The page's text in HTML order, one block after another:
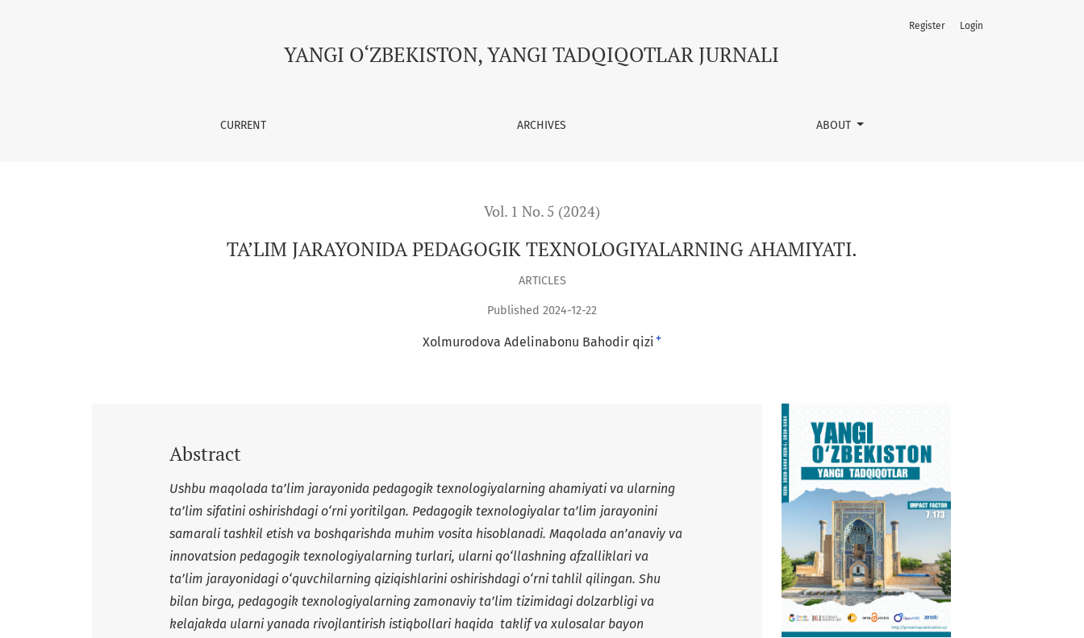
YANGI O‘ZBEKISTON, YANGI TADQIQOTLAR JURNALI
CURRENT ARCHIVES ABOUT
Register Login
Vol. 1 No. 5 (2024)
TA’LIM JARAYONIDA PEDAGOGIK TEXNOLOGIYALARNING AHAMIYATI.
ARTICLES
Published 2024-12-22
Xolmurodova Adelinabonu Bahodir qizi +
Abstract
Ushbu maqolada ta’lim jarayonida pedagogik texnologiyalarning ahamiyati va ularning
ta’lim sifatini oshirishdagi o‘rni yoritilgan. Pedagogik texnologiyalar ta’lim jarayonini
samarali tashkil etish va boshqarishda muhim vosita hisoblanadi. Maqolada an’anaviy va
innovatsion pedagogik texnologiyalarning turlari, ularni qo‘llashning afzalliklari va
ta’lim jarayonidagi o‘quvchilarning qiziqishlarini oshirishdagi o‘rni tahlil qilingan. Shu
bilan birga, pedagogik texnologiyalarning zamonaviy ta’lim tizimidagi dolzarbligi va
kelajakda ularni yanada rivojlantirish istiqbollari haqida taklif va xulosalar bayon